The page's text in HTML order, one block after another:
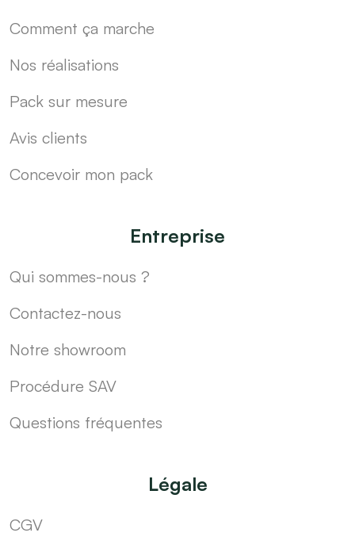
Comment ça marche
Nos réalisations
Pack sur mesure
Avis clients
Concevoir mon pack
Entreprise
Qui sommes-nous ?
Contactez-nous
Notre showroom
Procédure SAV
Questions fréquentes
Légale
CGV